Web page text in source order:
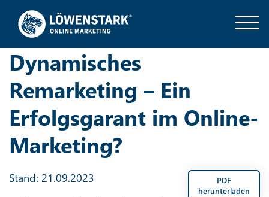
Dynamisches
Remarketing – Ein
Erfolgsgarant im Online-
Marketing?
PDF
herunterladen
Stand: 21.09.2023